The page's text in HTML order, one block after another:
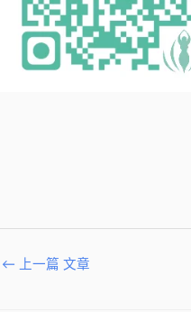
← 上一篇 文章